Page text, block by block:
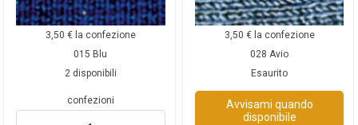
3,50 € la confezione
015 Blu
2 disponibili
confezioni
3,50 € la confezione
028 Avio
Esaurito
Avvisami quando
disponibile